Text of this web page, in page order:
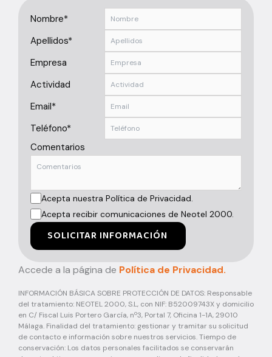
Nombre*
Apellidos*
Empresa
Actividad
Email*
Teléfono*
Comentarios
Acepta nuestra Política de Privacidad.
Acepta recibir comunicaciones de Neotel 2000.
SOLICITAR INFORMACIÓN
Accede a la página de Política de Privacidad.
INFORMACIÓN BÁSICA SOBRE PROTECCIÓN DE DATOS: Responsable
del tratamiento: NEOTEL 2000, S.L, con NIF: B52009743X y domicilio
en C/ Fiscal Luis Portero García, nº3, Portal 7, Oficina 1-1A, 29010
Málaga. Finalidad del tratamiento: gestionar y tramitar su solicitud
de contacto e información sobre nuestros servicios. Tiempo de
conservación: Los datos personales facilitados se conservarán